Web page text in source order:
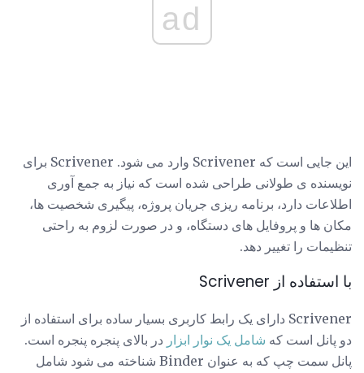
ad
این جایی است که Scrivener وارد می شود. Scrivener برای
نویسنده ی طولانی طراحی شده است که نیاز به جمع آوری
اطلاعات دارد، برنامه ریزی جریان پروژه، پیگیری شخصیت ها،
مکان ها و پروفایل های دستگاه، و در صورت لزوم به راحتی
تنظیمات را تغییر دهد.
با استفاده از Scrivener
Scrivener دارای یک رابط کاربری بسیار ساده برای استفاده از
دو پانل است که شامل یک نوار ابزار در بالای پنجره پنجره است.
پانل سمت چپ که به عنوان Binder شناخته می شود شامل